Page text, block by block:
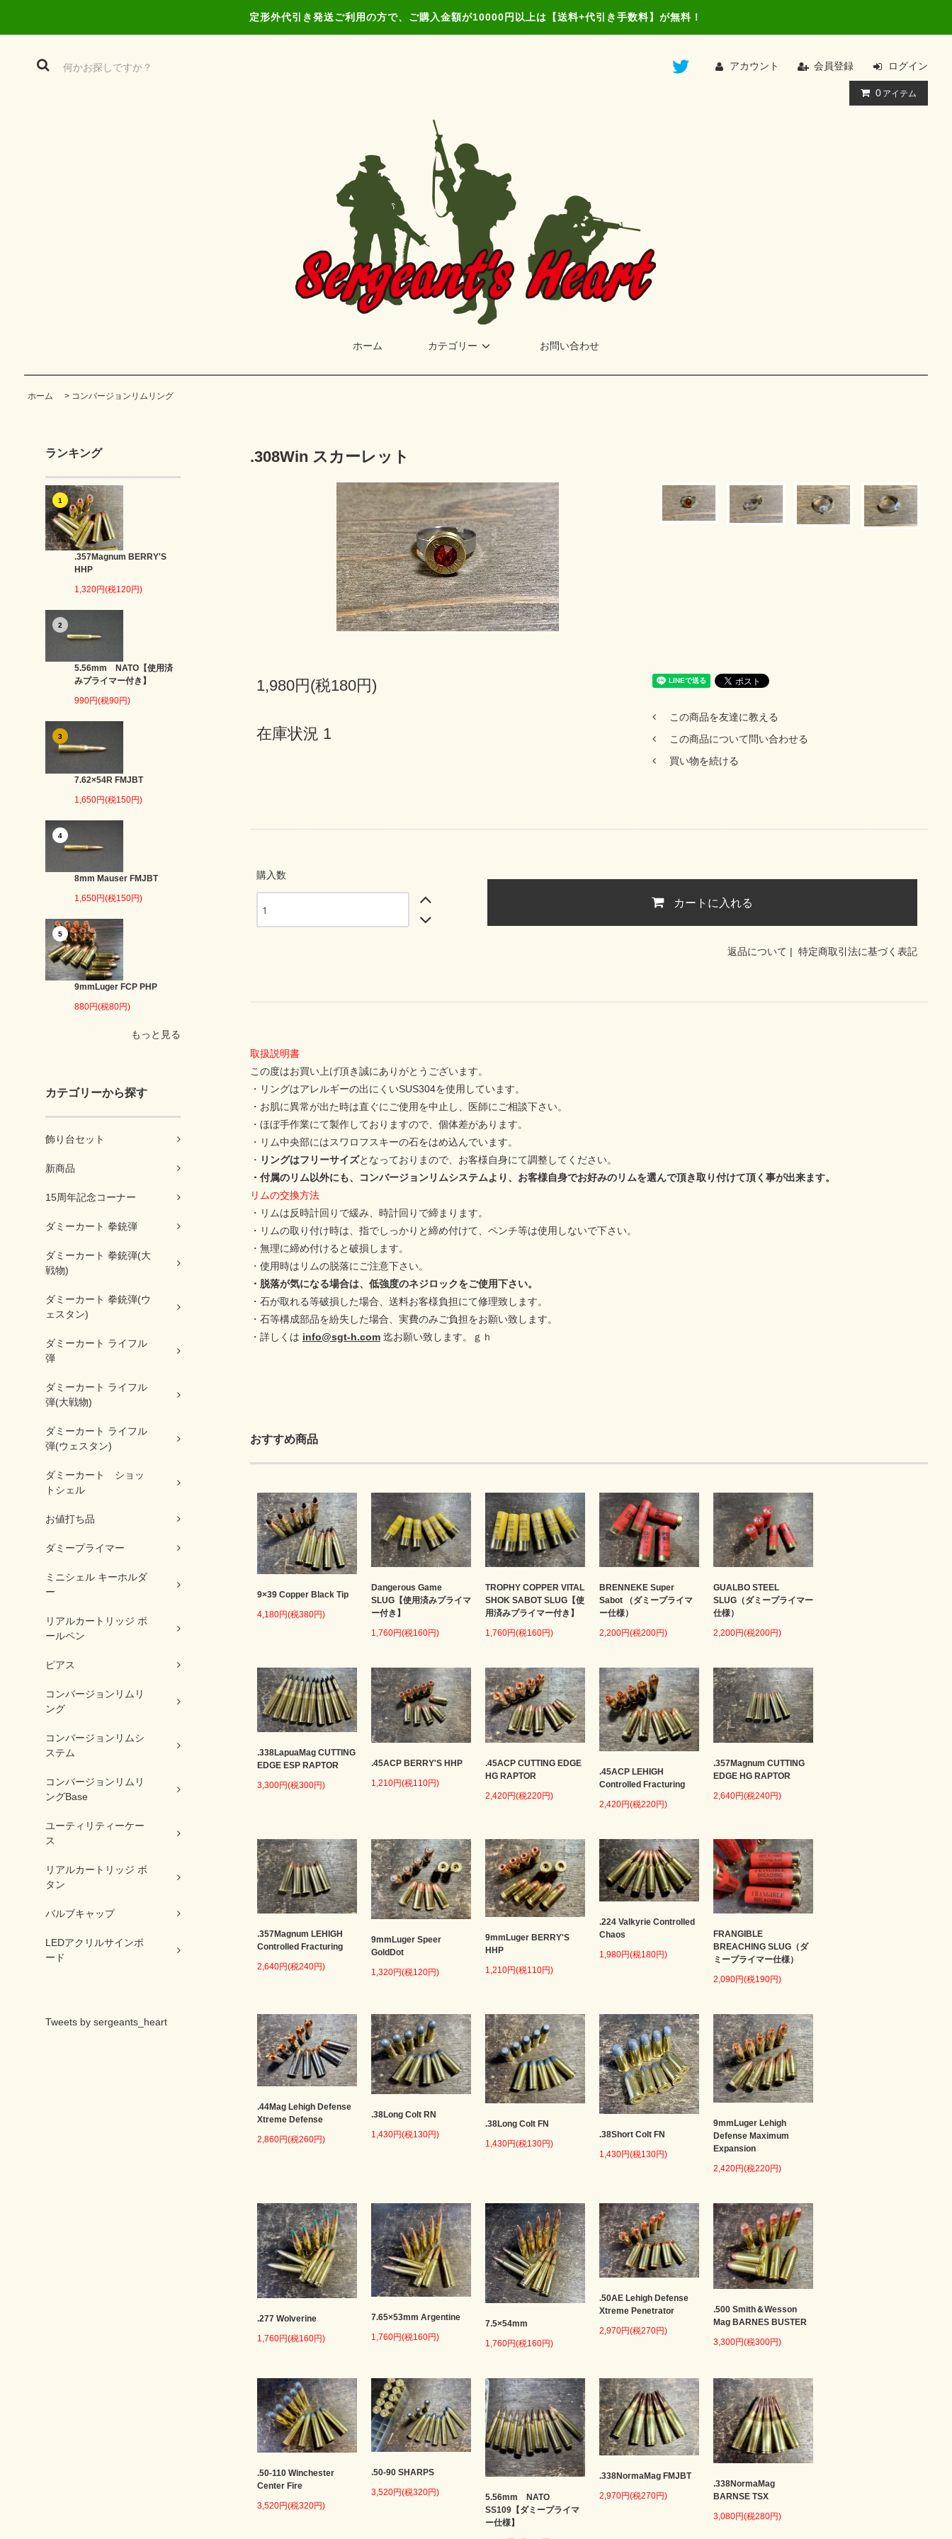
定形外代引き発送ご利用の方で、ご購入金額が10000円以上は【送料+代引き手数料】が無料！
アカウント 会員登録 ログイン
0 アイテム
ホーム カテゴリー お問い合わせ
ホーム > コンバージョンリムリング
ランキング
1
.357Magnum BERRY'S
HHP
1,320円(税120円)
2
5.56mm NATO【使用済
みプライマー付き】
990円(税90円)
3
7.62×54R FMJBT
1,650円(税150円)
4
8mm Mauser FMJBT
1,650円(税150円)
5
9mmLuger FCP PHP
880円(税80円)
もっと見る
カテゴリーから探す
飾り台セット
新商品
15周年記念コーナー
ダミーカート 拳銃弾
ダミーカート 拳銃弾(大
戦物)
ダミーカート 拳銃弾(ウ
ェスタン)
ダミーカート ライフル
弾
ダミーカート ライフル
弾(大戦物)
ダミーカート ライフル
弾(ウェスタン)
ダミーカート ショッ
トシェル
お値打ち品
ダミープライマー
ミニシェル キーホルダ
ー
リアルカートリッジ ボ
ールペン
ピアス
コンバージョンリムリ
ング
コンバージョンリムシ
ステム
コンバージョンリムリ
ングBase
ユーティリティーケー
ス
リアルカートリッジ ボ
タン
バルブキャップ
LEDアクリルサインボ
ード
Tweets by sergeants_heart
.308Win スカーレット
1,980円(税180円)
在庫状況 1
この商品を友達に教える
この商品について問い合わせる
買い物を続ける
購入数
カートに入れる
返品について |特定商取引法に基づく表記
取扱説明書
この度はお買い上げ頂き誠にありがとうございます。
・リングはアレルギーの出にくいSUS304を使用しています。
・お肌に異常が出た時は直ぐにご使用を中止し、医師にご相談下さい。
・ほぼ手作業にて製作しておりますので、個体差があります。
・リム中央部にはスワロフスキーの石をはめ込んでいます。
・ リングはフリーサイズとなっておりまので、お客様自身にて調整してください。
・付属のリム以外にも、コンバージョンリムシステムより、お客様自身でお好みのリムを選んで頂き取り付けて頂く事が出来ます。
リムの交換方法
・リムは反時計回りで緩み、時計回りで締まります。
・リムの取り付け時は、指でしっかりと締め付けて、ペンチ等は使用しないで下さい。
・無理に締め付けると破損します。
・使用時はリムの脱落にご注意下さい。
・脱落が気になる場合は、低強度のネジロックをご使用下さい。
・石が取れる等破損した場合、送料お客様負担にて修理致します。
・石等構成部品を紛失した場合、実費のみご負担をお願い致します。
・詳しくは info@sgt-h.com迄お願い致します。ｇｈ
おすすめ商品
9×39 Copper Black Tip
4,180円(税380円)
Dangerous Game
SLUG【使用済みプライマ
ー付き】
1,760円(税160円)
TROPHY COPPER VITAL
SHOK SABOT SLUG【使
用済みプライマー付き】
1,760円(税160円)
BRENNEKE Super
Sabot （ダミープライマ
ー仕様）
2,200円(税200円)
GUALBO STEEL
SLUG（ダミープライマー
仕様）
2,200円(税200円)
.338LapuaMag CUTTING
EDGE ESP RAPTOR
3,300円(税300円)
.45ACP BERRY'S HHP
1,210円(税110円)
.45ACP CUTTING EDGE
HG RAPTOR
2,420円(税220円)
.45ACP LEHIGH
Controlled Fracturing
2,420円(税220円)
.357Magnum CUTTING
EDGE HG RAPTOR
2,640円(税240円)
.357Magnum LEHIGH
Controlled Fracturing
2,640円(税240円)
9mmLuger Speer
GoldDot
1,320円(税120円)
9mmLuger BERRY'S
HHP
1,210円(税110円)
.224 Valkyrie Controlled
Chaos
1,980円(税180円)
FRANGIBLE
BREACHING SLUG（ダ
ミープライマー仕様）
2,090円(税190円)
.44Mag Lehigh Defense
Xtreme Defense
2,860円(税260円)
.38Long Colt RN
1,430円(税130円)
.38Long Colt FN
1,430円(税130円)
.38Short Colt FN
1,430円(税130円)
9mmLuger Lehigh
Defense Maximum
Expansion
2,420円(税220円)
.277 Wolverine
1,760円(税160円)
7.65×53mm Argentine
1,760円(税160円)
7.5×54mm
1,760円(税160円)
.50AE Lehigh Defense
Xtreme Penetrator
2,970円(税270円)
.500 Smith＆Wesson
Mag BARNES BUSTER
3,300円(税300円)
.50-110 Winchester
Center Fire
3,520円(税320円)
.50-90 SHARPS
3,520円(税320円)
5.56mm NATO
SS109【ダミープライマ
ー仕様】
.338NormaMag FMJBT
2,970円(税270円)
.338NormaMag
BARNSE TSX
3,080円(税280円)